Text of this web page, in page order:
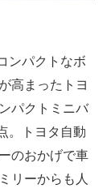
ンパクトなボ
高まったトヨ
パクトミニバ
。トヨタ自動
のおかげで車
リーからも人